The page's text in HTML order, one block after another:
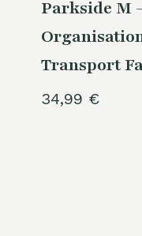
Parkside M
Transport
34,99 €